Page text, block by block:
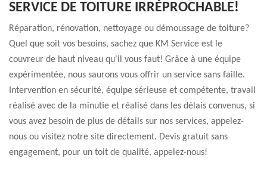
SERVICE DE TOITURE IRRÉPROCHABLE!
Réparation, rénovation, nettoyage ou démoussage de toiture?
Quel que soit vos besoins, sachez que KM Service est le
couvreur de haut niveau qu'il vous faut! Grâce à une équipe
expérimentée, nous saurons vous offrir un service sans faille.
Intervention en sécurité, équipe sérieuse et compétente, travail
réalisé avec de la minutie et réalisé dans les délais convenus, si
vous avez besoin de plus de détails sur nos services, appelez-
nous ou visitez notre site directement. Devis gratuit sans
engagement, pour un toit de qualité, appelez-nous!